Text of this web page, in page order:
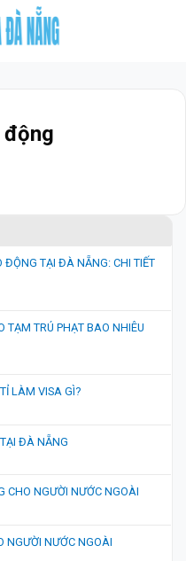
động
ĐỘNG TẠI ĐÀ NẴNG: CHI TIẾT
TẠM TRÚ PHẠT BAO NHIÊU
LÀM VISA GÌ?
ĐÀ NẴNG
NGƯỜI NƯỚC NGOÀI
NGƯỜI NƯỚC NGOÀI